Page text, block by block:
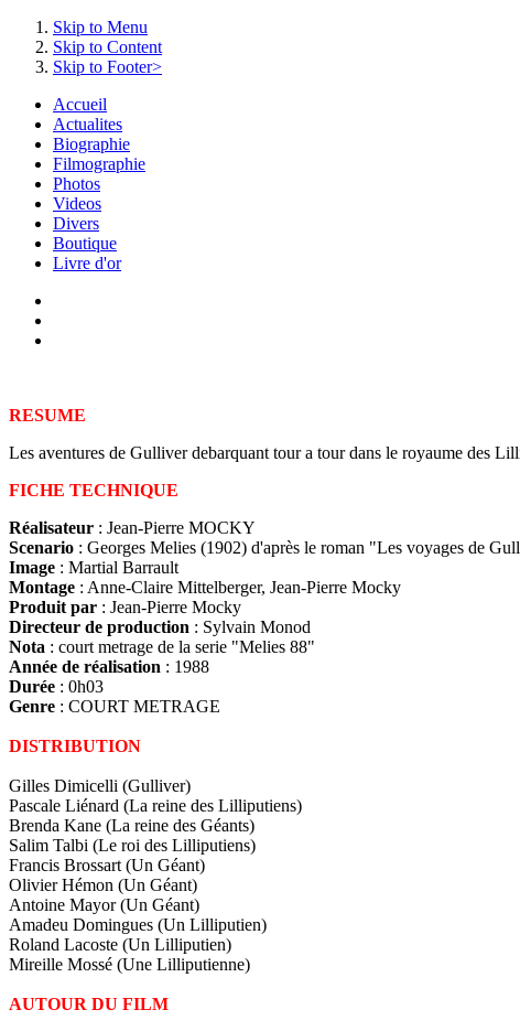
Skip to Menu
Skip to Content
Skip to Footer>
Accueil
Actualites
Biographie
Filmographie
Photos
Videos
Divers
Boutique
Livre d'or
RESUME
Les aventures de Gulliver debarquant tour a tour dans le royaume des
FICHE TECHNIQUE
Réalisateur : Jean-Pierre MOCKY
Scenario : Georges Melies (1902) d'après le roman "Les voyages de
Image : Martial Barrault
Montage : Anne-Claire Mittelberger, Jean-Pierre Mocky
Produit par : Jean-Pierre Mocky
Directeur de production : Sylvain Monod
Nota : court metrage de la serie "Melies 88"
Année de réalisation : 1988
Durée : 0h03
Genre : COURT METRAGE
DISTRIBUTION
Gilles Dimicelli (Gulliver)
Pascale Liénard (La reine des Lilliputiens)
Brenda Kane (La reine des Géants)
Salim Talbi (Le roi des Lilliputiens)
Francis Brossart (Un Géant)
Olivier Hémon (Un Géant)
Antoine Mayor (Un Géant)
Amadeu Domingues (Un Lilliputien)
Roland Lacoste (Un Lilliputien)
Mireille Mossé (Une Lilliputienne)
AUTOUR DU FILM